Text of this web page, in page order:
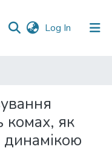
Log In (current)
комах, як
динамікою